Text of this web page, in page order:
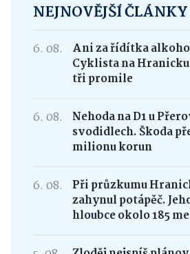
NEJNOVĚJŠÍ ČLÁNKY
6. 08.
Ani za řídítka
Cyklista na
tři promile
6. 08.
Nehoda na D1 u
svodidlech. Škoda
milionu korun
6. 08.
Při průzkumu
zahynul potápěč.
hloubce okolo 185